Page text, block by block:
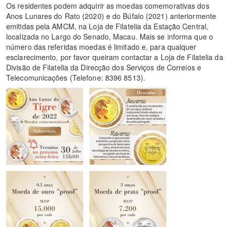
Os residentes podem adquirir as moedas comemorativas dos
Anos Lunares do Rato (2020) e do Búfalo (2021) anteriormente
emitidas pela AMCM, na Loja de Filatelia da Estação Central,
localizada no Largo do Senado, Macau. Mais se informa que o
número das referidas moedas é limitado e, para qualquer
esclarecimento, por favor queiram contactar a Loja de Filatelia da
Divisão de Filatelia da Direcção dos Serviços de Correios e
Telecomunicações (Telefone: 8396 8513).